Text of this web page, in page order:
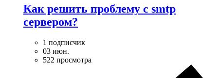
Как решить проблему с smtp
сервером?
1 подписчик
03 июн.
522 просмотра